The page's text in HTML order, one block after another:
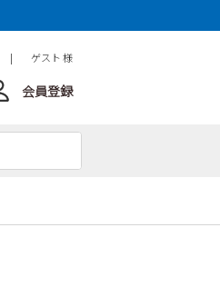
| ゲスト 様
会員登録